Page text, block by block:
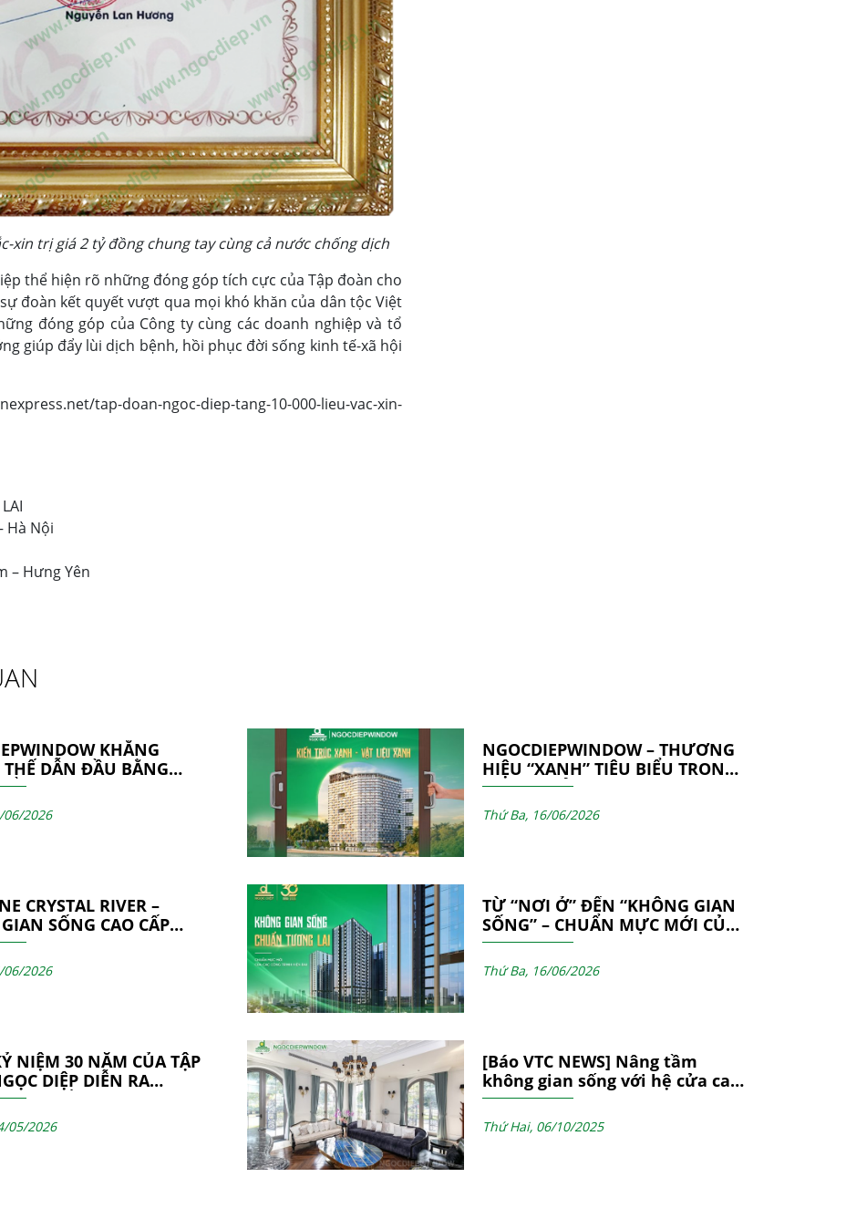
xin trị giá 2 tỷ đồng chung tay cùng cả nước chống dịch
thể hiện rõ những đóng góp tích cực của Tập đoàn cho
đoàn kết quyết vượt qua mọi khó khăn của dân tộc Việt
đóng góp của Công ty cùng các doanh nghiệp và tổ
giúp đẩy lùi dịch bệnh, hồi phục đời sống kinh tế-xã hội
tap-doan-ngoc-diep-tang-10-000-lieu-vac-xin-
Hà Nội
– Hưng Yên
KHẲNG
DẪN ĐẦU BẰNG
CÔNG NGHỆ VÀ
SẢN XUẤT
06/2026
NGOCDIEPWINDOW – THƯƠNG
HIỆU “XANH” TIÊU BIỂU TRONG
NGÀNH CỬA NHÔM & VÁCH
MẶT DỰNG
Thứ Ba, 16/06/2026
CRYSTAL RIVER –
SỐNG CAO CẤP
THIỆN TỪ NHỮNG
VỮNG BỞI
06/2026
TỪ “NƠI Ở” ĐẾN “KHÔNG GIAN
SỐNG” – CHUẨN MỰC MỚI CỦA
CÁC CÔNG TRÌNH HIỆN ĐẠI
Thứ Ba, 16/06/2026
NIỆM 30 NĂM CỦA TẬP
DIỆP DIỄN RA
TỐT ĐẸP
05/2026
[Báo VTC NEWS] Nâng tầm
không gian sống với hệ cửa cao
cấp D-PRO của NgocDiepWindow
Thứ Hai, 06/10/2025